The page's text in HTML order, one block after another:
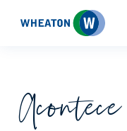
Wheaton
Acontece